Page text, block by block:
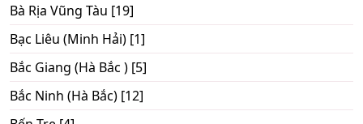
Bà Rịa Vũng Tàu [19]
Bạc Liêu (Minh Hải) [1]
Bắc Giang (Hà Bắc ) [5]
Bắc Ninh (Hà Bắc) [12]